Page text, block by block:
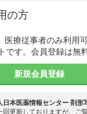
互作用
副作用
本剤は使用成績調
の方
医療従事者のみ利用
です。会員登録は無
新規会員登録
日本医薬情報センター 剤形
回更新しておりますが、ご